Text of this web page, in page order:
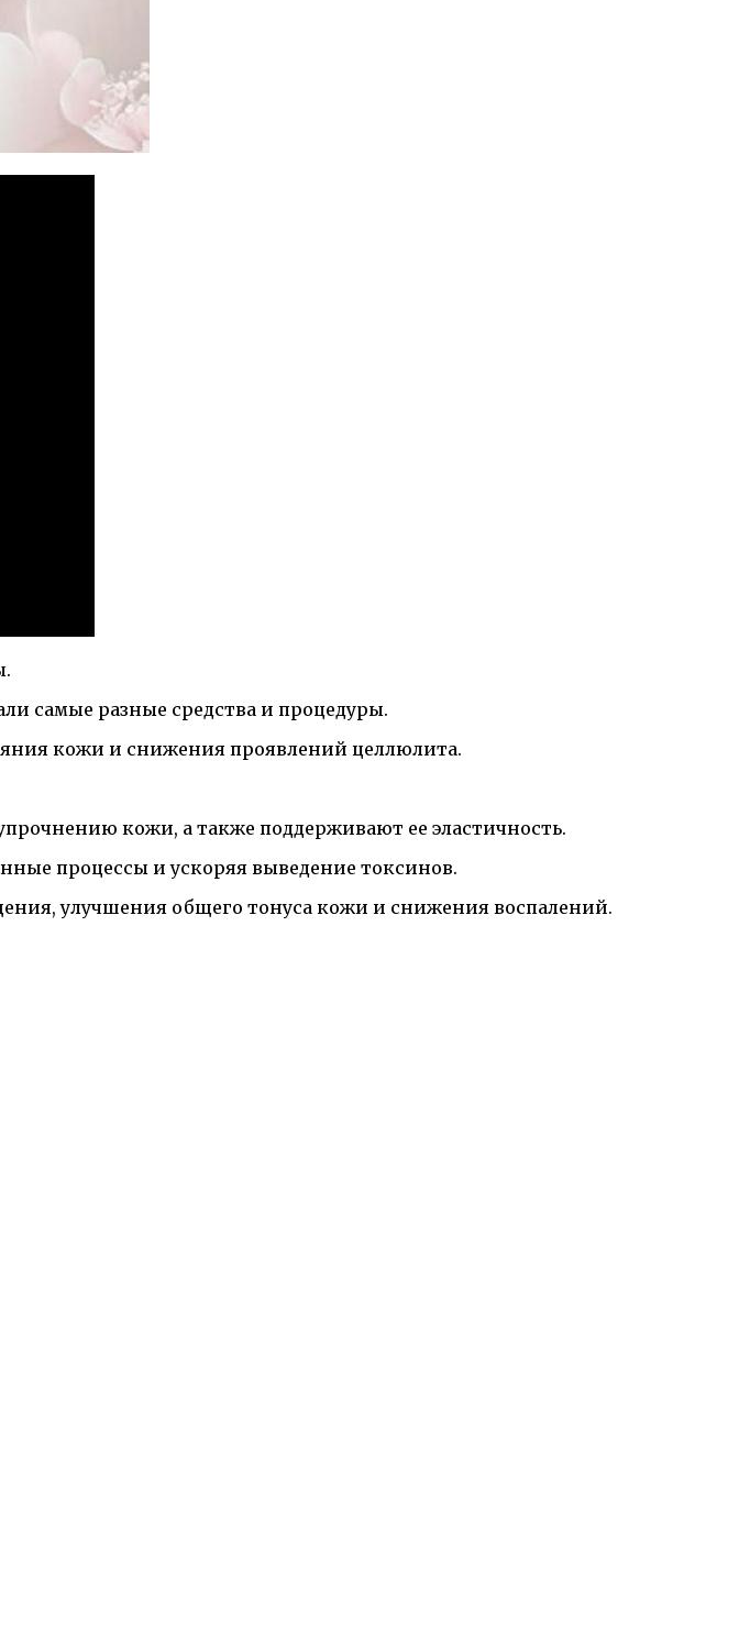
самые разные средства и процедуры.
кожи и снижения проявлений целлюлита.
кожи, а также поддерживают ее эластичность.
процессы и ускоряя выведение токсинов.
улучшения общего тонуса кожи и снижения воспалений.